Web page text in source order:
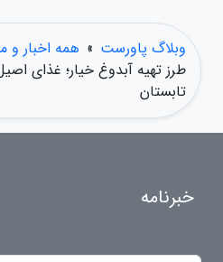
وبلاگ پاورست » همه اخبار و
طرز تهیه آبدوغ خیار؛ غذای
تابستان
خبرنامه